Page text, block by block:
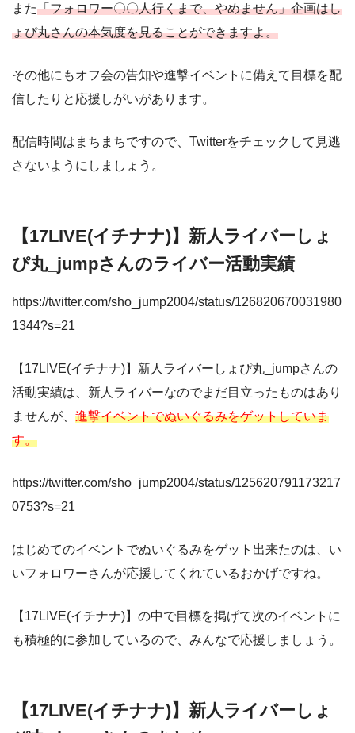
また「フォロワー〇〇人行くまで、やめません」企画はし
ょぴ丸さんの本気度を見ることができますよ。
その他にもオフ会の告知や進撃イベントに備えて目標を配
信したりと応援しがいがあります。
配信時間はまちまちですので、Twitterをチェックして見逃
さないようにしましょう。
【17LIVE(イチナナ)】新人ライバーしょ
ぴ丸_jumpさんのライバー活動実績
https://twitter.com/sho_jump2004/status/126820670031980
1344?s=21
【17LIVE(イチナナ)】新人ライバーしょぴ丸_jumpさんの
活動実績は、新人ライバーなのでまだ目立ったものはあり
ませんが、 進撃イベントでぬいぐるみをゲットしていま
す。
https://twitter.com/sho_jump2004/status/125620791173217
0753?s=21
はじめてのイベントでぬいぐるみをゲット出来たのは、い
いフォロワーさんが応援してくれているおかげですね。
【17LIVE(イチナナ)】の中で目標を掲げて次のイベントに
も積極的に参加しているので、みんなで応援しましょう。
【17LIVE(イチナナ)】新人ライバーしょ